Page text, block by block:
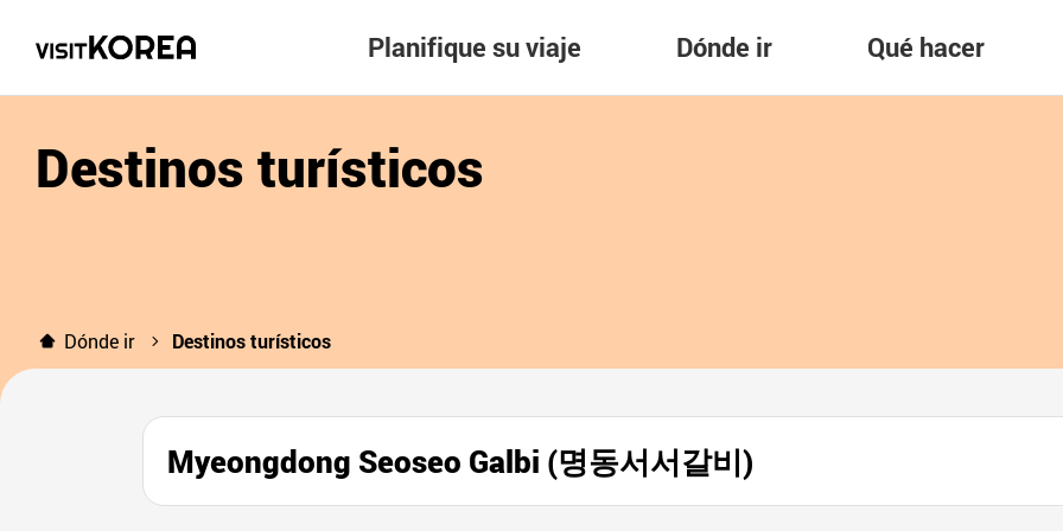
Planifique su viaje Dónde ir Qué hacer
Destinos turísticos
Dónde ir Destinos turísticos
Myeongdong Seoseo Galbi (명동서서갈비)